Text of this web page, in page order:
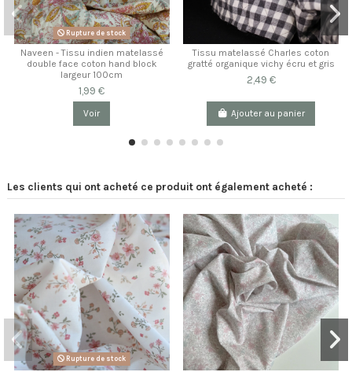
Rupture de stock
Naveen - Tissu indien matelassé
double face coton hand block
largeur 100cm
1,99 €
Voir
Tissu matelassé Charles coton
gratté organique vichy écru et gris
2,49 €
Ajouter au panier
Les clients qui ont acheté ce produit ont également acheté :
Rupture de stock